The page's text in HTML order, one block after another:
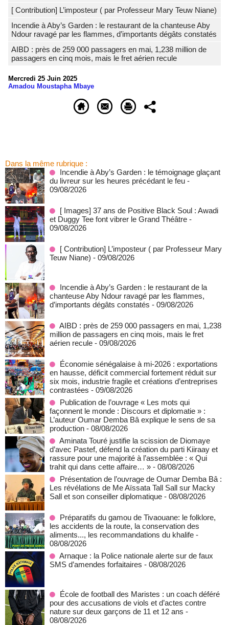
[ Contribution] L’imposteur ( par Professeur Mary Teuw Niane)
Incendie à Aby’s Garden : le restaurant de la chanteuse Aby
Ndour ravagé par les flammes, d’importants dégâts constatés
AIBD : près de 259 000 passagers en mai, 1,238 million de
passagers en cinq mois, mais le fret aérien recule
Mercredi 25 Juin 2025
Amadou Moustapha Mbaye
Dans la même rubrique :
Incendie à Aby’s Garden : le témoignage glaçant
du livreur sur les heures précédant le feu -
09/08/2026
[ Images] 37 ans de Positive Black Soul : Awadi
et Duggy Tee font vibrer le Grand Théâtre -
09/08/2026
[ Contribution] L’imposteur ( par Professeur Mary
Teuw Niane) - 09/08/2026
Incendie à Aby’s Garden : le restaurant de la
chanteuse Aby Ndour ravagé par les flammes,
d’importants dégâts constatés - 09/08/2026
AIBD : près de 259 000 passagers en mai, 1,238
million de passagers en cinq mois, mais le fret
aérien recule - 09/08/2026
Économie sénégalaise à mi-2026 : exportations
en hausse, déficit commercial fortement réduit sur
six mois, industrie fragile et créations d’entreprises
contrastées - 09/08/2026
Publication de l’ouvrage « Les mots qui
façonnent le monde : Discours et diplomatie » :
L’auteur Oumar Demba Bâ explique le sens de sa
production - 08/08/2026
Aminata Touré justifie la scission de Diomaye
d’avec Pastef, défend la création du parti Kiiraay et
rassure pour une majorité à l’assemblée : « Qui
trahit qui dans cette affaire… » - 08/08/2026
Présentation de l’ouvrage de Oumar Demba Bâ :
Les révélations de Me Aïssata Tall Sall sur Macky
Sall et son conseiller diplomatique - 08/08/2026
Préparatifs du gamou de Tivaouane: le folklore,
les accidents de la route, la conservation des
aliments..., les recommandations du khalife -
08/08/2026
Arnaque : la Police nationale alerte sur de faux
SMS d’amendes forfaitaires - 08/08/2026
École de football des Maristes : un coach déféré
pour des accusations de viols et d’actes contre
nature sur deux garçons de 11 et 12 ans -
08/08/2026